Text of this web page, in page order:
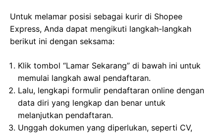
Untuk melamar posisi sebagai kurir di Shopee
Express, Anda dapat mengikuti langkah-langkah
berikut ini dengan seksama:
Klik tombol “Lamar Sekarang” di bawah ini untuk
memulai langkah awal pendaftaran.
Lalu, lengkapi formulir pendaftaran online dengan
data diri yang lengkap dan benar untuk
melanjutkan pendaftaran.
Unggah dokumen yang diperlukan, seperti CV,